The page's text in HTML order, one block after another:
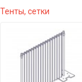
Тенты, сетки